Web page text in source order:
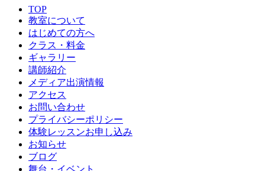
TOP
教室について
はじめての方へ
クラス・料金
ギャラリー
講師紹介
メディア出演情報
アクセス
お問い合わせ
プライバシーポリシー
体験レッスンお申し込み
お知らせ
ブログ
舞台・イベント